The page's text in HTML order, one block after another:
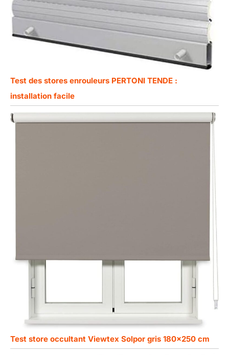
Test des stores enrouleurs PERTONI TENDE :
installation facile
Test store occultant Viewtex Solpor gris 180×250 cm